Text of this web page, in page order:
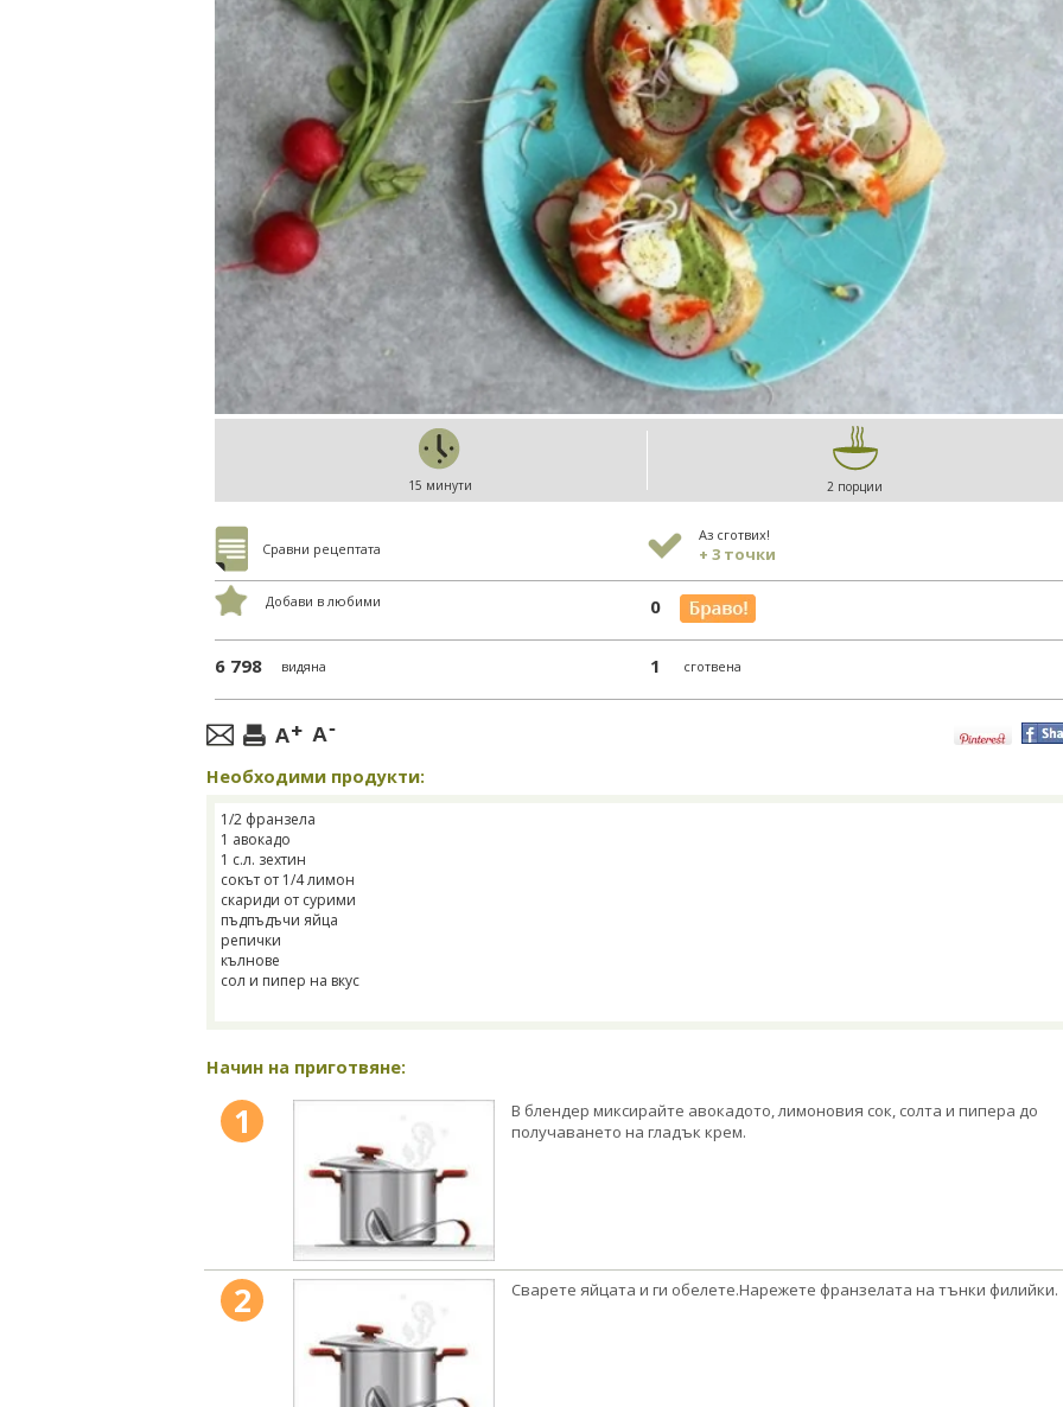
15 минути 2 порции
Сравни рецептата
Аз сготвих!
+ 3 точки
Добави в любими 0
6 798 видяна 1 сготвена
Необходими продукти:
1/2 франзела
1 авокадо
1 с.л. зехтин
сокът от 1/4 лимон
скариди от сурими
пъдпъдъчи яйца
репички
кълнове
сол и пипер на вкус
Начин на приготвяне:
1
В блендер миксирайте авокадото, лимоновия сок, солта и пипера до
получаването на гладък крем.
2 Сварете яйцата и ги обелете.Нарежете франзелата на тънки филийки.